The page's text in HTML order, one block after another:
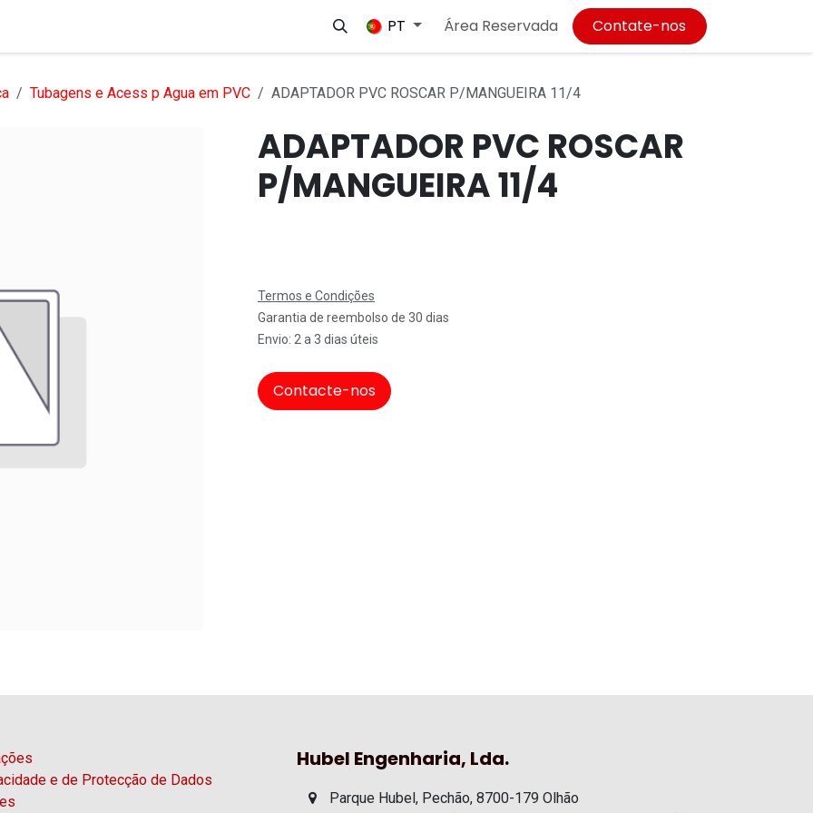
Empregos
PT Área Reservada Contate-nos
Tubagens e Acess p Agua em PVC ADAPTADOR PVC ROSCAR P/MANGUEIRA 11/4
ADAPTADOR PVC ROSCAR
P/MANGUEIRA 11/4
Termos e Condições
Garantia de reembolso de 30 dias
Envio: 2 a 3 dias úteis
Contacte-nos
Hubel Engenharia, Lda.
Parque Hubel, Pechão, 8700-179 Olhão
e de Protecção de Dados